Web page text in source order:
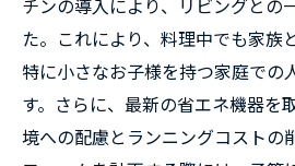
チンの導入により、リビングとの
た。これにより、料理中でも家族
特に小さなお子様を持つ家庭での
す。さらに、最新の省エネ機器を
境への配慮とランニングコストの